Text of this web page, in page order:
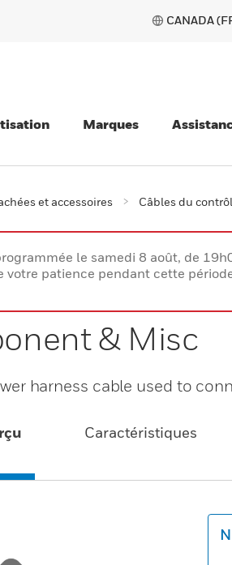
CANADA
Marques
et accessoires Câbles du
le samedi 8 août, de
votre patience pendant cette
& Misc
harness cable used to
Caractéristiques